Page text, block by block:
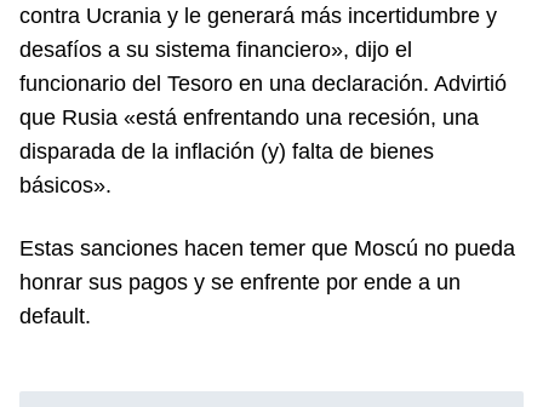
contra Ucrania y le generará más incertidumbre y
desafíos a su sistema financiero», dijo el
funcionario del Tesoro en una declaración. Advirtió
que Rusia «está enfrentando una recesión, una
disparada de la inflación (y) falta de bienes
básicos».
Estas sanciones hacen temer que Moscú no pueda
honrar sus pagos y se enfrente por ende a un
default.